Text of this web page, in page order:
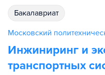
бакалавриат
Московский
Инжиниринг и
транспортных